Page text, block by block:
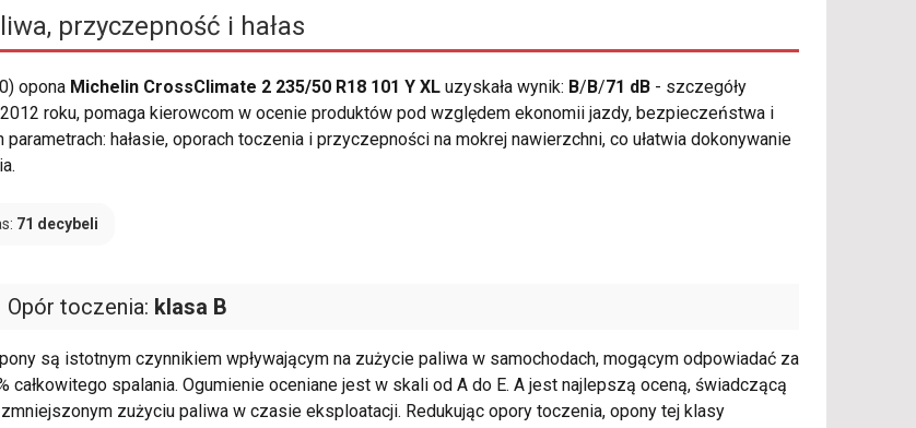
przyczepność i hałas
opona Michelin CrossClimate 2 235/50 R18 101 Y XL uzyskała wynik: B/ B/71 dB - szczegóły
roku, pomaga kierowcom w ocenie produktów pod względem ekonomii jazdy, bezpieczeństwa i
hałasie, oporach toczenia i przyczepności na mokrej nawierzchni, co ułatwia dokonywanie
71 decybeli
Opór toczenia: klasa B
są istotnym czynnikiem wpływającym na zużycie paliwa w samochodach, mogącym odpowiadać za
całkowitego spalania. Ogumienie oceniane jest w skali od A do E. A jest najlepszą oceną, świadczącą
zużyciu paliwa w czasie eksploatacji. Redukując opory toczenia, opony tej klasy